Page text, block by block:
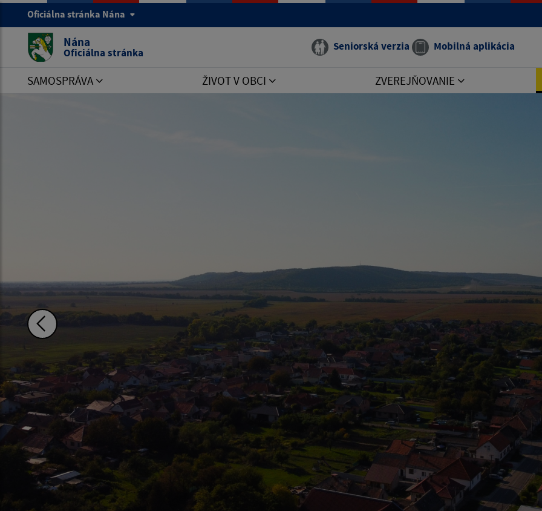
Oficiálna stránka Nána
Nána
Oficiálna stránka Seniorská verzia Mobilná aplikácia
SAMOSPRÁVA ŽIVOT V OBCI ZVEREJŇOVANIE